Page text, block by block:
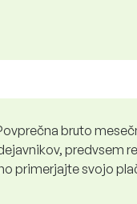
bruto
predvsem
primerjajte svojo